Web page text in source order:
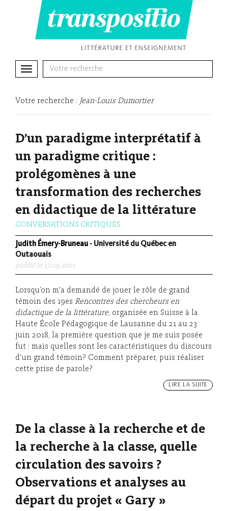
Toggle
Votre recherche : Jean-Louis Dumortier
D’un paradigme interprétatif à
un paradigme critique :
prolégomènes à une
transformation des recherches
en didactique de la littérature
CONVERSATIONS CRITIQUES
Judith Émery-Bruneau - Université du Québec en
Outaouais
publié le 17.09.2021
Lorsqu’on m’a demandé de jouer le rôle de grand
témoin des 19es Rencontres des chercheurs en
didactique de la littérature, organisée en Suisse à la
Haute École Pédagogique de Lausanne du 21 au 23
juin 2018, la première question que je me suis posée
fut : mais quelles sont les caractéristiques du discours
d’un grand témoin? Comment préparer, puis réaliser
cette prise de parole?
LIRE LA SUITE
De la classe à la recherche et de
la recherche à la classe, quelle
circulation des savoirs ?
Observations et analyses au
départ du projet « Gary »